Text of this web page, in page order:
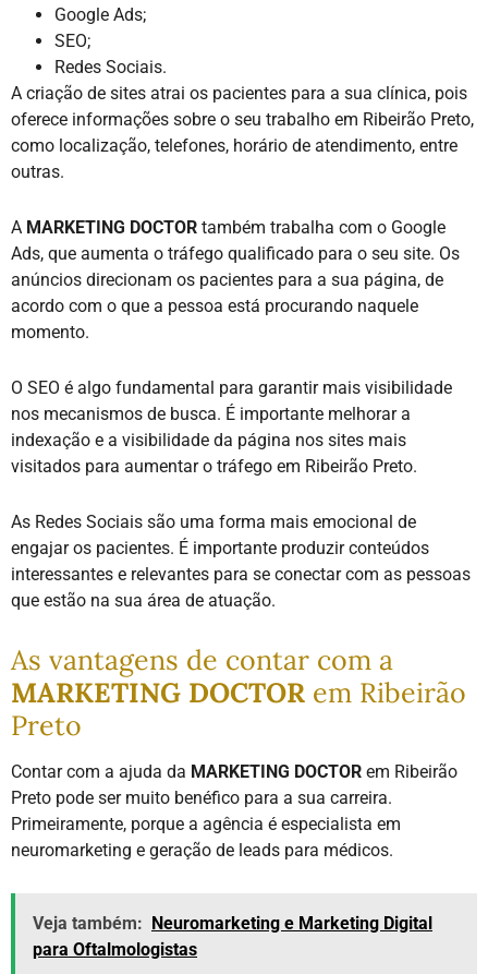
Google Ads;
SEO;
Redes Sociais.
A criação de sites atrai os pacientes para a sua clínica, pois
oferece informações sobre o seu trabalho em Ribeirão Preto,
como localização, telefones, horário de atendimento, entre
outras.
A MARKETING DOCTOR também trabalha com o Google
Ads, que aumenta o tráfego qualificado para o seu site. Os
anúncios direcionam os pacientes para a sua página, de
acordo com o que a pessoa está procurando naquele
momento.
O SEO é algo fundamental para garantir mais visibilidade
nos mecanismos de busca. É importante melhorar a
indexação e a visibilidade da página nos sites mais
visitados para aumentar o tráfego em Ribeirão Preto.
As Redes Sociais são uma forma mais emocional de
engajar os pacientes. É importante produzir conteúdos
interessantes e relevantes para se conectar com as pessoas
que estão na sua área de atuação.
As vantagens de contar com a
MARKETING DOCTOR em Ribeirão
Preto
Contar com a ajuda da MARKETING DOCTOR em Ribeirão
Preto pode ser muito benéfico para a sua carreira.
Primeiramente, porque a agência é especialista em
neuromarketing e geração de leads para médicos.
Veja também: Neuromarketing e Marketing Digital
para Oftalmologistas